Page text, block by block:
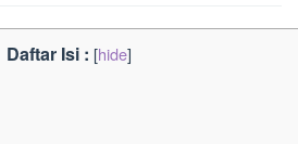
Daftar Isi : [hide]